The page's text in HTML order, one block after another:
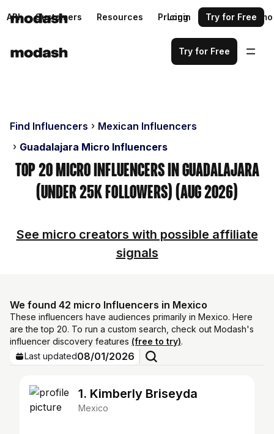
API Customers Resources Pricing Request a demo
Login Try for Free
Try for Free
Find Influencers
Mexican Influencers
Guadalajara Micro Influencers
Top 20 Micro Influencers in Guadalajara
(Under 25k Followers) (Aug 2026)
See micro creators with possible affiliate
signals
We found 42 micro Influencers in Mexico
These influencers have audiences primarily in Mexico. Here
are the top 20. To run a custom search, check out Modash's
influencer discovery features (free to try).
Last updated08/01/2026
1. Kimberly Briseyda
Mexico